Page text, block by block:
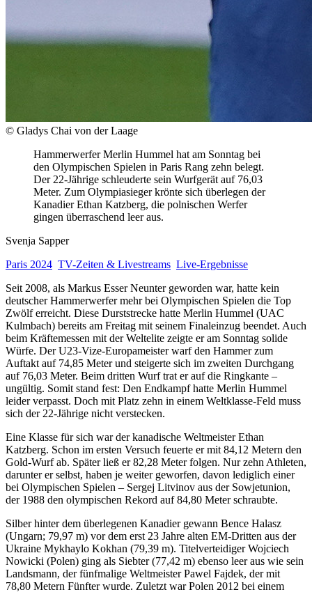
© Gladys Chai von der Laage
Hammerwerfer Merlin Hummel hat am Sonntag bei
den Olympischen Spielen in Paris Rang zehn belegt.
Der 22-Jährige schleuderte sein Wurfgerät auf 76,03
Meter. Zum Olympiasieger krönte sich überlegen der
Kanadier Ethan Katzberg, die polnischen Werfer
gingen überraschend leer aus.
Svenja Sapper
Paris 2024 TV-Zeiten & Livestreams Live-Ergebnisse
Seit 2008, als Markus Esser Neunter geworden war, hatte kein
deutscher Hammerwerfer mehr bei Olympischen Spielen die Top
Zwölf erreicht. Diese Durststrecke hatte Merlin Hummel (UAC
Kulmbach) bereits am Freitag mit seinem Finaleinzug beendet. Auch
beim Kräftemessen mit der Weltelite zeigte er am Sonntag solide
Würfe. Der U23-Vize-Europameister warf den Hammer zum
Auftakt auf 74,85 Meter und steigerte sich im zweiten Durchgang
auf 76,03 Meter. Beim dritten Wurf trat er auf die Ringkante –
ungültig. Somit stand fest: Den Endkampf hatte Merlin Hummel
leider verpasst. Doch mit Platz zehn in einem Weltklasse-Feld muss
sich der 22-Jährige nicht verstecken.
Eine Klasse für sich war der kanadische Weltmeister Ethan
Katzberg. Schon im ersten Versuch feuerte er mit 84,12 Metern den
Gold-Wurf ab. Später ließ er 82,28 Meter folgen. Nur zehn Athleten,
darunter er selbst, haben je weiter geworfen, davon lediglich einer
bei Olympischen Spielen – Sergej Litvinov aus der Sowjetunion,
der 1988 den olympischen Rekord auf 84,80 Meter schraubte.
Silber hinter dem überlegenen Kanadier gewann Bence Halasz
(Ungarn; 79,97 m) vor dem erst 23 Jahre alten EM-Dritten aus der
Ukraine Mykhaylo Kokhan (79,39 m). Titelverteidiger Wojciech
Nowicki (Polen) ging als Siebter (77,42 m) ebenso leer aus wie sein
Landsmann, der fünfmalige Weltmeister Pawel Fajdek, der mit
78,80 Metern Fünfter wurde. Zuletzt war Polen 2012 bei einem